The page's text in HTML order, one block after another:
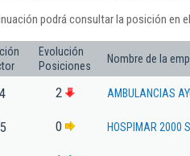
podrá consultar la posición en
Evolución
Posiciones
Nombre de la
2 AMBULANCIAS
0 HOSPIMAR 2000